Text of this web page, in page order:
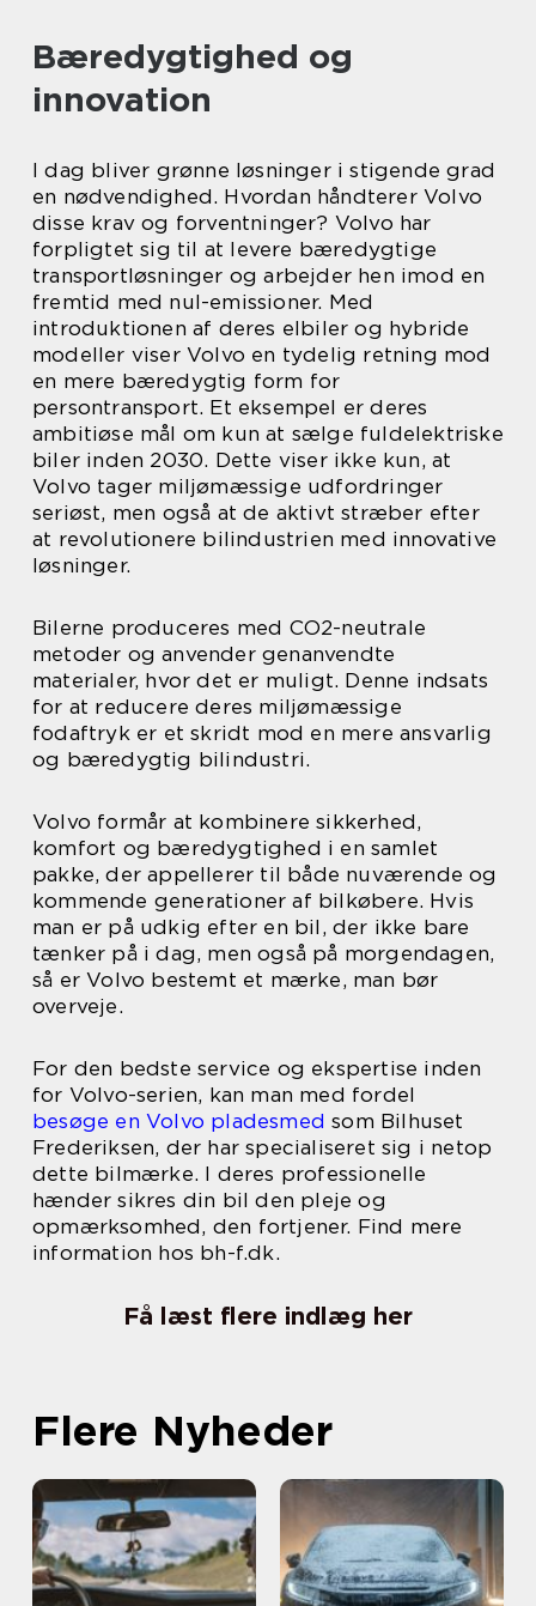
Bæredygtighed og
innovation
I dag bliver grønne løsninger i stigende grad
en nødvendighed. Hvordan håndterer Volvo
disse krav og forventninger? Volvo har
forpligtet sig til at levere bæredygtige
transportløsninger og arbejder hen imod en
fremtid med nul-emissioner. Med
introduktionen af deres elbiler og hybride
modeller viser Volvo en tydelig retning mod
en mere bæredygtig form for
persontransport. Et eksempel er deres
ambitiøse mål om kun at sælge fuldelektriske
biler inden 2030. Dette viser ikke kun, at
Volvo tager miljømæssige udfordringer
seriøst, men også at de aktivt stræber efter
at revolutionere bilindustrien med innovative
løsninger.
Bilerne produceres med CO2-neutrale
metoder og anvender genanvendte
materialer, hvor det er muligt. Denne indsats
for at reducere deres miljømæssige
fodaftryk er et skridt mod en mere ansvarlig
og bæredygtig bilindustri.
Volvo formår at kombinere sikkerhed,
komfort og bæredygtighed i en samlet
pakke, der appellerer til både nuværende og
kommende generationer af bilkøbere. Hvis
man er på udkig efter en bil, der ikke bare
tænker på i dag, men også på morgendagen,
så er Volvo bestemt et mærke, man bør
overveje.
For den bedste service og ekspertise inden
for Volvo-serien, kan man med fordel
besøge en Volvo pladesmed som Bilhuset
Frederiksen, der har specialiseret sig i netop
dette bilmærke. I deres professionelle
hænder sikres din bil den pleje og
opmærksomhed, den fortjener. Find mere
information hos bh-f.dk.
Få læst flere indlæg her
Flere Nyheder